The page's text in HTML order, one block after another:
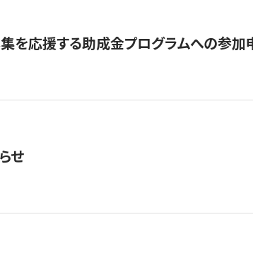
を応援する助成金プログラムへの参加
せ